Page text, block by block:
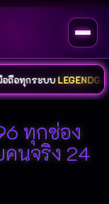
บLEGENDGAME96พร้
ทุกช่อง
นจริง 24